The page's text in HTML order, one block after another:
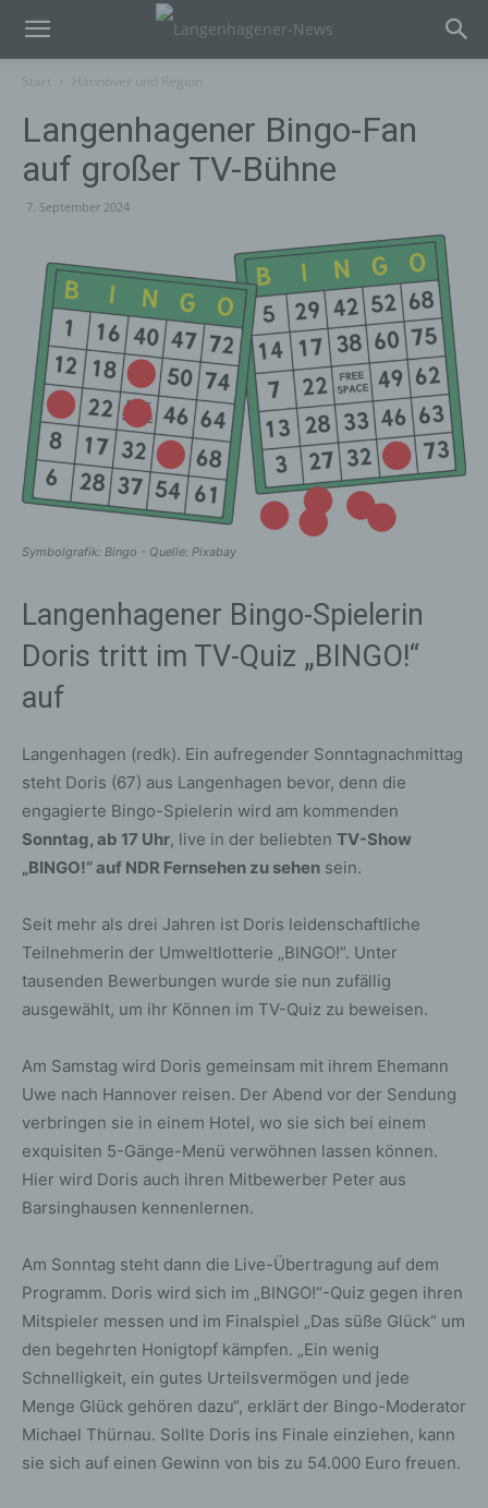
Langenhagener Bingo-Fan
auf großer TV-Bühne
7. September 2024
Symbolgrafik: Bingo - Quelle: Pixabay
Langenhagener Bingo-Spielerin
Doris tritt im TV-Quiz „BINGO!“
auf
Langenhagen (redk). Ein aufregender Sonntagnachmittag
steht Doris (67) aus Langenhagen bevor, denn die
engagierte Bingo-Spielerin wird am kommenden
Sonntag, ab 17 Uhr, live in der beliebten TV-Show
„BINGO!“ auf NDR Fernsehen zu sehen sein.
Seit mehr als drei Jahren ist Doris leidenschaftliche
Teilnehmerin der Umweltlotterie „BINGO!“. Unter
tausenden Bewerbungen wurde sie nun zufällig
ausgewählt, um ihr Können im TV-Quiz zu beweisen.
Am Samstag wird Doris gemeinsam mit ihrem Ehemann
Uwe nach Hannover reisen. Der Abend vor der Sendung
verbringen sie in einem Hotel, wo sie sich bei einem
exquisiten 5-Gänge-Menü verwöhnen lassen können.
Hier wird Doris auch ihren Mitbewerber Peter aus
Barsinghausen kennenlernen.
Am Sonntag steht dann die Live-Übertragung auf dem
Programm. Doris wird sich im „BINGO!“-Quiz gegen ihren
Mitspieler messen und im Finalspiel „Das süße Glück“ um
den begehrten Honigtopf kämpfen. „Ein wenig
Schnelligkeit, ein gutes Urteilsvermögen und jede
Menge Glück gehören dazu“, erklärt der Bingo-Moderator
Michael Thürnau. Sollte Doris ins Finale einziehen, kann
sie sich auf einen Gewinn von bis zu 54.000 Euro freuen.